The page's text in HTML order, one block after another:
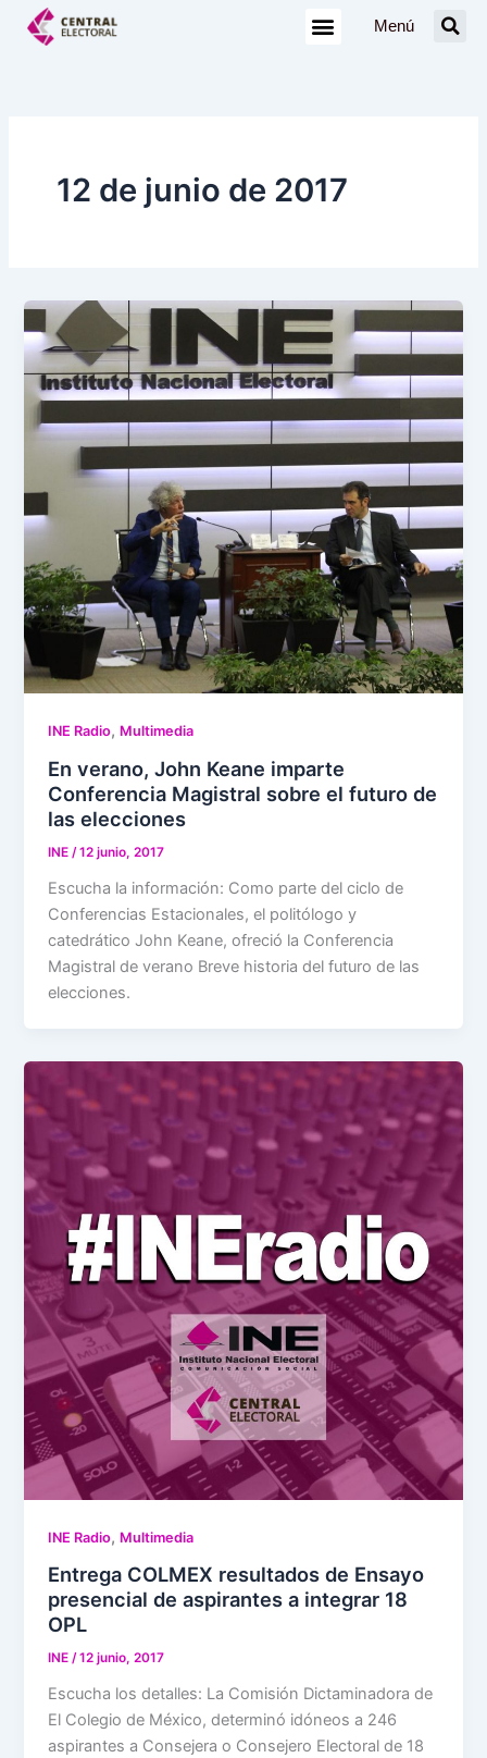
Menú
12 de junio de 2017
INE Radio, Multimedia
En verano, John Keane imparte
Conferencia Magistral sobre el futuro de
las elecciones
INE /12 junio, 2017
Escucha la información: Como parte del ciclo de
Conferencias Estacionales, el politólogo y
catedrático John Keane, ofreció la Conferencia
Magistral de verano Breve historia del futuro de las
elecciones.
INE Radio, Multimedia
Entrega COLMEX resultados de Ensayo
presencial de aspirantes a integrar 18
OPL
INE/12 junio, 2017
Escucha los detalles: La Comisión Dictaminadora de
El Colegio de México, determinó idóneos a 246
aspirantes a Consejera o Consejero Electoral de 18